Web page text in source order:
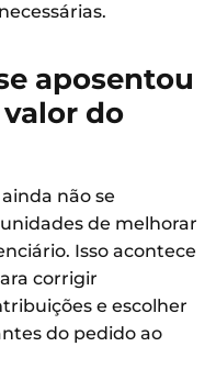
aposentou
do
não se
de melhorar
Isso acontece
corrigir
e escolher
do pedido ao